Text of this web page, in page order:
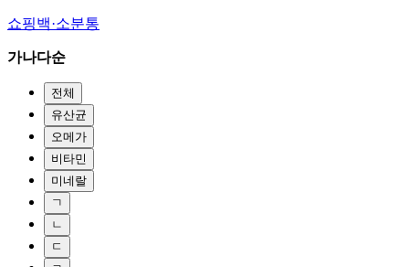
쇼핑백·소분통
가나다순
전체
유산균
오메가
비타민
미네랄
ㄱ
ㄴ
ㄷ